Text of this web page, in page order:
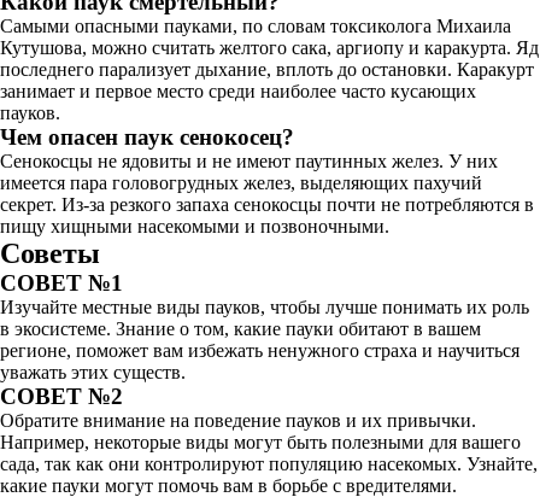
Самыми опасными пауками, по словам токсиколога Михаила
Кутушова, можно считать желтого сака, аргиопу и каракурта. Яд
последнего парализует дыхание, вплоть до остановки. Каракурт
занимает и первое место среди наиболее часто кусающих
пауков.
Чем опасен паук сенокосец?
Сенокосцы не ядовиты и не имеют паутинных желез. У них
имеется пара головогрудных желез, выделяющих пахучий
секрет. Из-за резкого запаха сенокосцы почти не потребляются в
пищу хищными насекомыми и позвоночными.
Советы
СОВЕТ №1
Изучайте местные виды пауков, чтобы лучше понимать их роль
в экосистеме. Знание о том, какие пауки обитают в вашем
регионе, поможет вам избежать ненужного страха и научиться
уважать этих существ.
СОВЕТ №2
Обратите внимание на поведение пауков и их привычки.
Например, некоторые виды могут быть полезными для вашего
сада, так как они контролируют популяцию насекомых. Узнайте,
какие пауки могут помочь вам в борьбе с вредителями.